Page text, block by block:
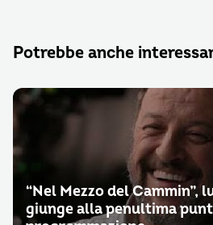
Potrebbe anche
“Nel Mezzo del Cammin”,
giunge alla penultima